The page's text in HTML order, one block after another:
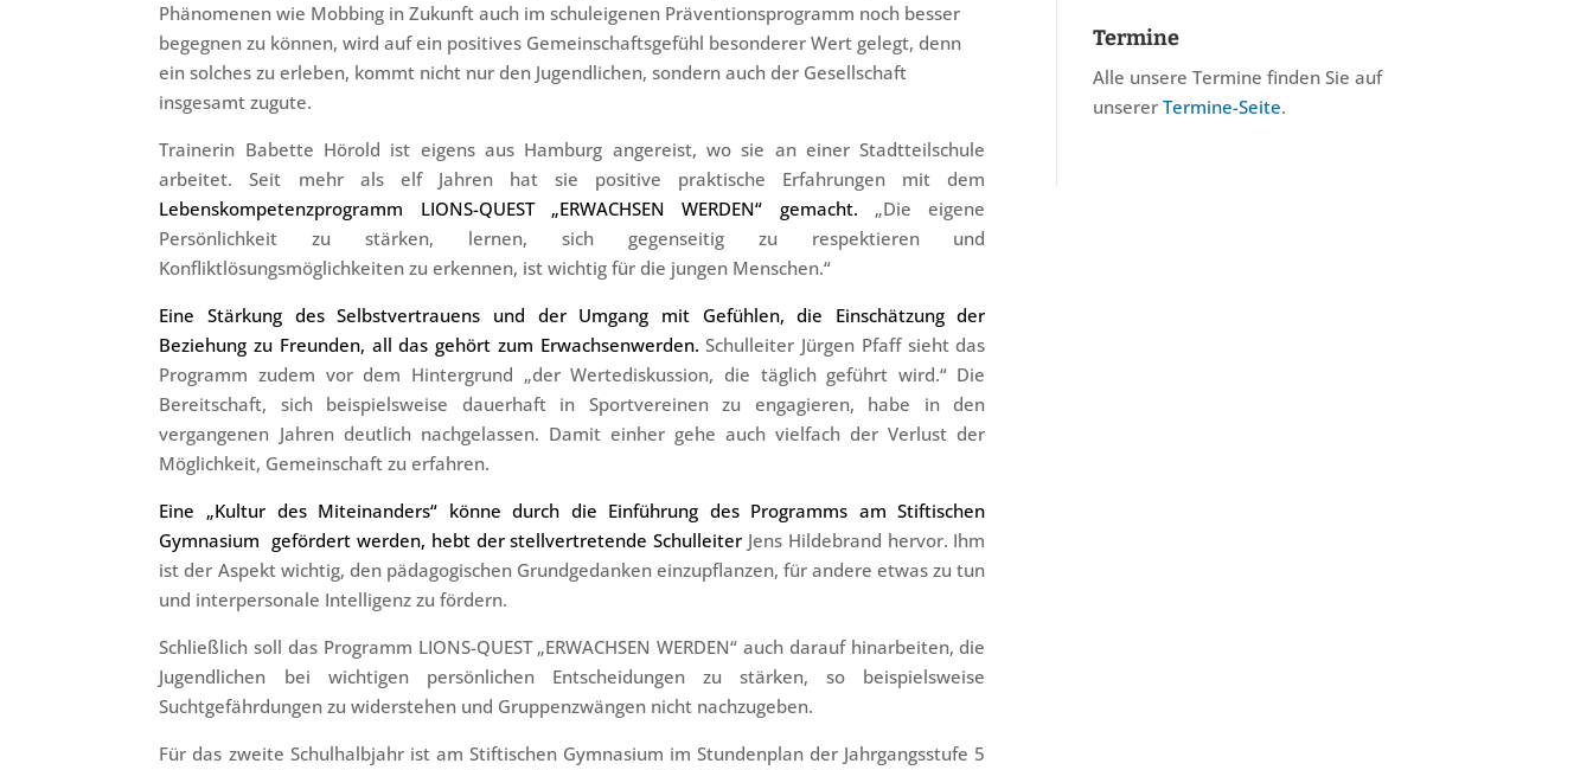
Phänomenen wie Mobbing in Zukunft auch im schuleigenen Präventionsprogramm noch besser
begegnen zu können, wird auf ein positives Gemeinschaftsgefühl besonderer Wert gelegt, denn
ein solches zu erleben, kommt nicht nur den Jugendlichen, sondern auch der Gesellschaft
insgesamt zugute.
Trainerin Babette Hörold ist eigens aus Hamburg angereist, wo sie an einer Stadtteilschule
arbeitet. Seit mehr als elf Jahren hat sie positive praktische Erfahrungen mit dem
Lebenskompetenzprogramm LIONS-QUEST „ERWACHSEN WERDEN“ gemacht. „Die eigene
Persönlichkeit zu stärken, lernen, sich gegenseitig zu respektieren und
Konfliktlösungsmöglichkeiten zu erkennen, ist wichtig für die jungen Menschen.“
Eine Stärkung des Selbstvertrauens und der Umgang mit Gefühlen, die Einschätzung der
Beziehung zu Freunden, all das gehört zum Erwachsenwerden. Schulleiter Jürgen Pfaff sieht das
Programm zudem vor dem Hintergrund „der Wertediskussion, die täglich geführt wird.“ Die
Bereitschaft, sich beispielsweise dauerhaft in Sportvereinen zu engagieren, habe in den
vergangenen Jahren deutlich nachgelassen. Damit einher gehe auch vielfach der Verlust der
Möglichkeit, Gemeinschaft zu erfahren.
Eine „Kultur des Miteinanders“ könne durch die Einführung des Programms am Stiftischen
Gymnasium gefördert werden, hebt der stellvertretende Schulleiter Jens Hildebrand hervor. Ihm
ist der Aspekt wichtig, den pädagogischen Grundgedanken einzupflanzen, für andere etwas zu tun
und interpersonale Intelligenz zu fördern.
Schließlich soll das Programm LIONS-QUEST „ERWACHSEN WERDEN“ auch darauf hinarbeiten, die
Jugendlichen bei wichtigen persönlichen Entscheidungen zu stärken, so beispielsweise
Suchtgefährdungen zu widerstehen und Gruppenzwängen nicht nachzugeben.
Für das zweite Schulhalbjahr ist am Stiftischen Gymnasium im Stundenplan der Jahrgangsstufe 5
Termine
Alle unsere Termine finden Sie auf
unserer Termine-Seite.